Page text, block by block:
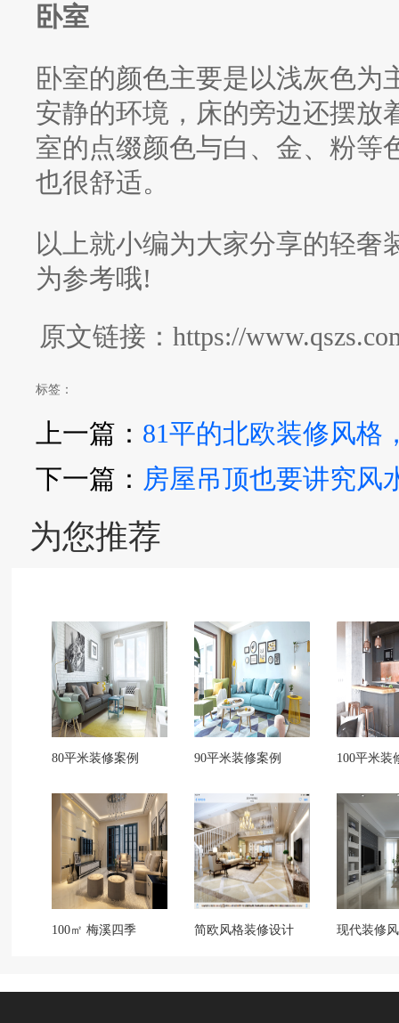
卧室
卧室的颜色主要是以浅灰色为
安静的环境，床的旁边还摆放
室的点缀颜色与白、金、粉等
也很舒适。
以上就小编为大家分享的轻奢
为参考哦!
原文链接：https://
标签：
上一篇： 81平的北欧装修风格
下一篇： 房屋吊顶也要讲究风
为您推荐
80平米装修案例 90平米装修案例 100平米装
100㎡ 梅溪四季 简欧风格装修设计 现代装修